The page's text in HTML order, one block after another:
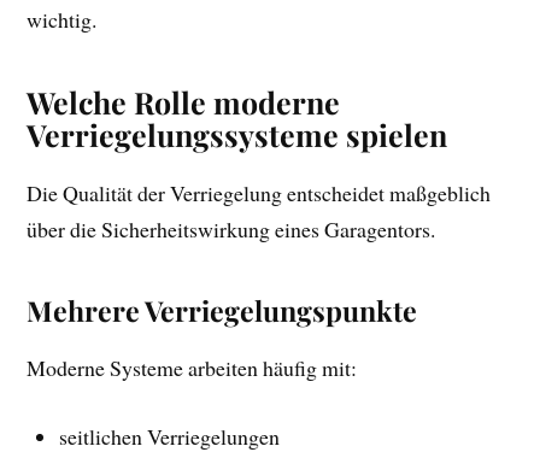
wichtig.
Welche Rolle moderne
Verriegelungssysteme spielen
Die Qualität der Verriegelung entscheidet maßgeblich
über die Sicherheitswirkung eines Garagentors.
Mehrere Verriegelungspunkte
Moderne Systeme arbeiten häufig mit:
seitlichen Verriegelungen